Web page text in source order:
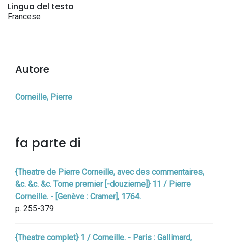
Lingua del testo
Francese
Autore
Corneille, Pierre
fa parte di
{Theatre de Pierre Corneille, avec des commentaires,
&c. &c. &c. Tome premier [-douzieme]} 11 / Pierre
Corneille. - [Genève : Cramer], 1764.
p. 255-379
{Theatre complet} 1 / Corneille. - Paris : Gallimard,